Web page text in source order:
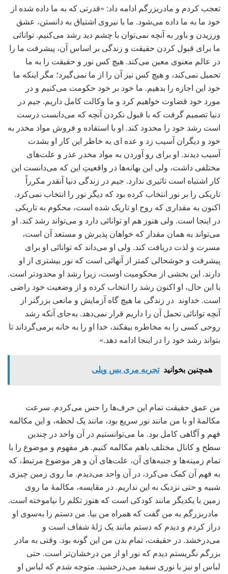
تعجب کردم و مادربزرگم ادامه داد: «قدرتی که به ما داده شده از
خود ما به ما داده می‌شود. ما با نیروی اشتیاق به دانستن، عشق
ورزیدن و باور به آنچه نمی‌توان با چشم دید رشد می‌کنیم. توانائی
ما برای قبول کردن حقیقت و زندگی بر اساس آن، پیشرفت ما را
در عالم معنوی معین می‌کند. هیچ کس نور و حقیقت را به ما
تحمیل نمی‌کند، و هیچ کس نیز آن را از ما نمی‌گیرد؛ مگر اینکه ما
خود این اجازه را بدهیم. ما خود بر خود حکومت می‌کنیم و در
مورد خود قضاوت خواهیم کرد و ما وکالت کامل داریم. جیم در
دنیا تصمیم گرفت که با قبول نکردن آنچه که می‌دانست درست
است رشد خود را محدود کند. او با استفاده و فروش مواد مخدر به
خود و دیگران آسیب زد و عده ای به خاطر این کار او بشدت
آسیب دیدند. او برای رو آوردن به مواد مخدر عذر و علت‌های
مختلفی داشت، ولی این بهانه‌ها در واقعیتِ این که می‌دانست این
کار اشتباه است تاثیری ندارد. جیم در زندگی دنیا آنقدر مکرراً
تاریکی را بر نور انتخاب کرده بود که دیگر نور را انتخاب نمی‌کرد.
اکنون به مقداری که روح او تاریک شده است، محکوم به تاریکی
در اینجا است. ولی هنوز هم او توانائی دارد و می‌تواند رشد کند. او
می‌تواند به همان مقدار که خواهان پذیرش و مستعد آن است،
مسرت و لذت دریافت کند. ولی او می‌داند که توانائی او برای
پیشرفت و خوشحالی کمتر از آنهائی است که نور بیشتری از او
دارند. این بخشی از محکومیت اوست، زیرا رشد او محدودتر است.
با این حال، او اکنون رشد را انتخاب کرده و از وضعیت خود راضی
است. خداوند در زندگی ما هیچ گاه آزمایش و مانعی بزرگتر از
آنچه توانائی تحمل آن را داریم قرار نمی‌دهد. به‌جای آنکه رشد
روحی کسی را به مخاطره بیفکند، خدا او را به خانه برمی‌گرداند تا
بتواند رشد خود را در اینجا ادامه دهد.»
همچنین بخوانید تجربه مری بس ویلی
من عمق حقیقت تمام این حرف‌ها را حس می‌کردم. سرعت
مکالمۀ او با من مانند نور سریع بود، مانند یک لحظه، و این مکالمه
فهم و آگاهی کامل بود. ما می‌توانستیم در آن واحد در چندین
سطح و کانال مختلف باهم مکالمه کنیم. هر مفهوم و موضوع را با
تمام زمینه‌ها و جنبه‌های آن، علت‌های آن و هر موضوع مرتبط، که
به فهم آن کمک می‌کرد، در آن واحد می‌دیدم. ما روی زمین چیزی
شبیه و حتی نزدیک به این نداریم. در مقایسه، مکالمۀ ما روی
زمین با یکدیگر مانند کودکی است که هنوز تکلم را نیاموخته است.
مادربزرگم به من گفت که همراه من بیا. من دستم را به‌سوی او
دراز کردم و دیدم که دستم مانند یک ژلۀ شفاف است و
می‌درخشد. در حقیقت، تمام بدن من این گونه بود. وقتی به مادر
بزرگم نگریستم دیدم که نور او از من درخشان‌تر است. حتی
لباس او نیز با نوری سفید می‌درخشید. متوجه شدم که لباس او